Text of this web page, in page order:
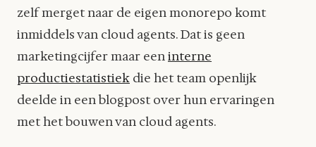
zelf merget naar de eigen monorepo komt
inmiddels van cloud agents. Dat is geen
marketingcijfer maar eeninterne
productiestatistiek die het team openlijk
deelde in een blogpost over hun ervaringen
met het bouwen van cloud agents.